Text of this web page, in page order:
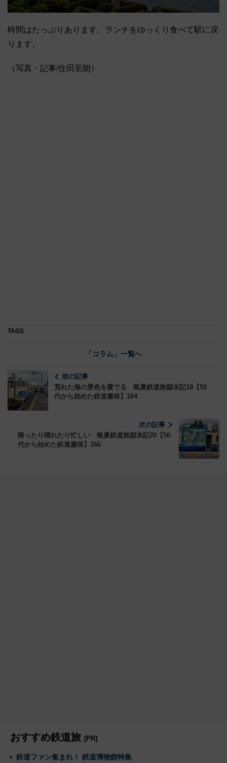
時間はたっぷりあります。ランチをゆっくり食べて駅に戻
ります。
（写真・記事/住田至朗）
TAGS
「コラム」一覧へ
前の記事
荒れた海の景色を愛でる 晩夏鉄道旅顛末記18【50
代から始めた鉄道趣味】164
次の記事
降ったり晴れたり忙しい 晩夏鉄道旅顛末記20【50
代から始めた鉄道趣味】166
おすすめ鉄道旅 [PR]
鉄道ファン集まれ！ 鉄道博物館特集